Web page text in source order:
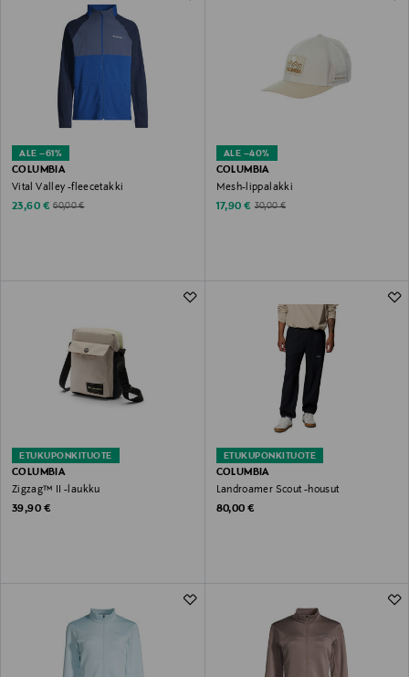
ALE –61%
COLUMBIA
Vital Valley -fleecetakki
Discounted Price
23,60 € Original Price
60,00 €
ALE –40%
COLUMBIA
Mesh-lippalakki
Discounted Price
17,90 € Original Price
30,00 €
ETUKUPONKITUOTE
COLUMBIA
Zigzag™ II -laukku
Original Price
39,90 €
ETUKUPONKITUOTE
COLUMBIA
Landroamer Scout -housut
Original Price
80,00 €